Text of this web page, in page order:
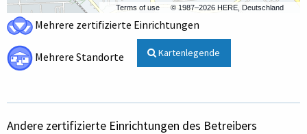
Terms of use © 1987–2026 HERE, Deutschland
Mehrere zertifizierte Einrichtungen
Mehrere Standorte Kartenlegende
Andere zertifizierte Einrichtungen des Betreibers